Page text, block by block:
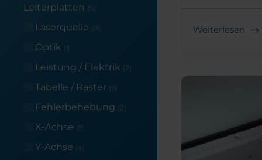
Leiterplatten (5)
Laserquelle (8)
Optik (1)
Leistung / Elektrik (2)
Tabelle / Raster (6)
Fehlerbehebung (2)
X-Achse (9)
Y-Achse (4)
Weiterlesen